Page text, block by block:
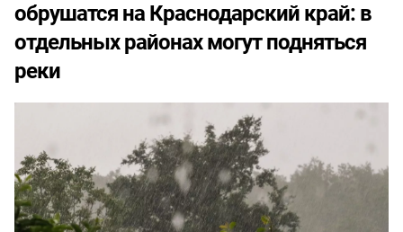
обрушатся на Краснодарский край: в
отдельных районах могут подняться
реки